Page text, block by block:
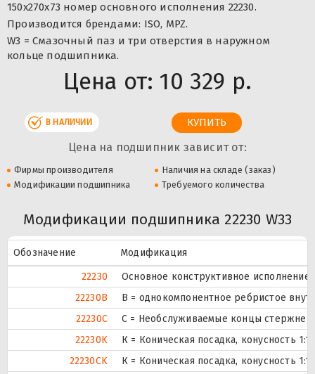
150x270x73 номер основного исполнения 22230.
Производится брендами: ISO, MPZ.
W3 = Смазочный паз и три отверстия в наружном
кольце подшипника.
Цена от: 10 329 р.
В НАЛИЧИИ
Цена на подшипник зависит от:
Фирмы производителя
Наличия на складе (заказ)
Модификации подшипника
Требуемого количества
Модификации подшипника 22230 W33
Обозначение
Модификация
22230
Основное конструктивное исполнение.
22230B
B = однокомпонентное ребристое
22230C
С = Необслуживаемые концы стержней,
22230K
К = Коническая посадка, конусность
22230CK
К = Коническая посадка, конусность